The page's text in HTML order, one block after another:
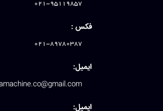
021-95119857
فکس :
021-89780387
ایمیل:
ایمیل: